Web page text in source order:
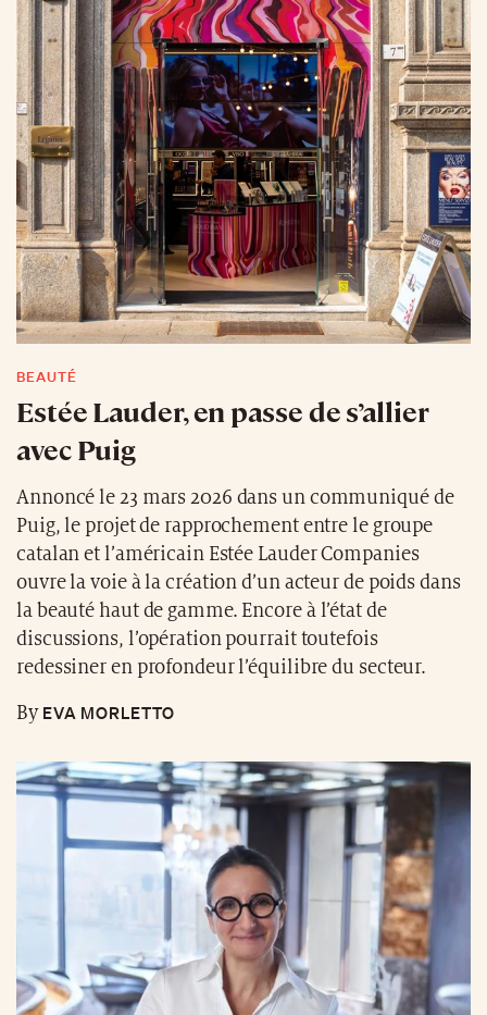
BEAUTÉ
Estée Lauder, en passe de s’allier
avec Puig
Annoncé le 23 mars 2026 dans un communiqué de
Puig, le projet de rapprochement entre le groupe
catalan et l’américain Estée Lauder Companies
ouvre la voie à la création d’un acteur de poids dans
la beauté haut de gamme. Encore à l’état de
discussions, l’opération pourrait toutefois
redessiner en profondeur l’équilibre du secteur.
ByEVA MORLETTO